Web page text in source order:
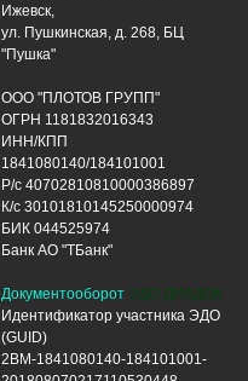
Ижевск,
ул. Пушкинская, д. 268, БЦ
"Пушка"
ООО "ПЛОТОВ ГРУПП"
ОГРН 1181832016343
ИНН/КПП
1841080140/184101001
Р/с 40702810810000386897
К/с 30101810145250000974
БИК 044525974
Банк АО "ТБанк"
Документооборот ЭДО ДИАДОК
Идентификатор участника ЭДО
(GUID)
2BM-1841080140-184101001-